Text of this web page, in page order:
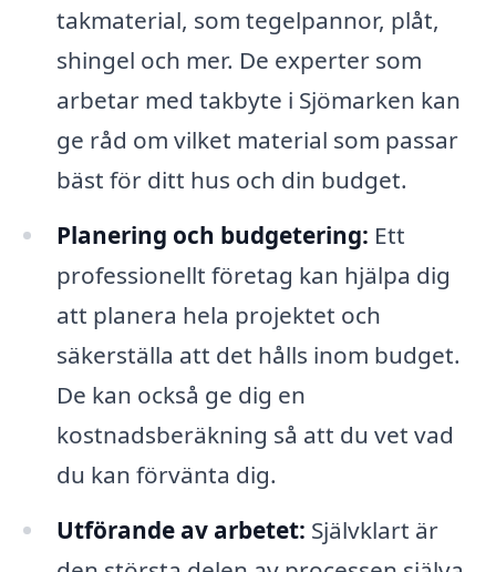
takmaterial, som tegelpannor, plåt,
shingel och mer. De experter som
arbetar med takbyte i Sjömarken kan
ge råd om vilket material som passar
bäst för ditt hus och din budget.
Planering och budgetering: Ett
professionellt företag kan hjälpa dig
att planera hela projektet och
säkerställa att det hålls inom budget.
De kan också ge dig en
kostnadsberäkning så att du vet vad
du kan förvänta dig.
Utförande av arbetet: Självklart är